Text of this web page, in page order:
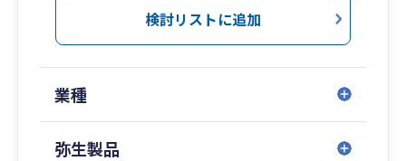
検討リストに追加
業種
弥生製品